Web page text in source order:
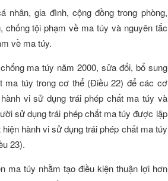
gia đình, cộng đồng trong phòng,
tội phạm về ma túy và nguyên tắc
về ma túy.
ma túy năm 2000, sửa đổi, bổ sung
ma túy trong cơ thể (Điều 22) để các cơ
vi sử dụng trái phép chất ma túy và
sử dụng trái phép chất ma túy được lập
hành vi sử dụng trái phép chất ma túy
23).
ma túy nhằm tạo điều kiện thuận lợi hơn